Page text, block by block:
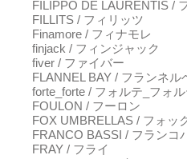
FILIPPO DE LAURENTIS /
FILLITS / フィリッツ
Finamore / フィナモレ
finjack / フィンジャック
fiver / ファイバー
FLANNEL BAY / フランネル
forte_forte / フォルテ_フォ
FOULON / フーロン
FOX UMBRELLAS / フォッ
FRANCO BASSI / フランコ
FRAY / フライ